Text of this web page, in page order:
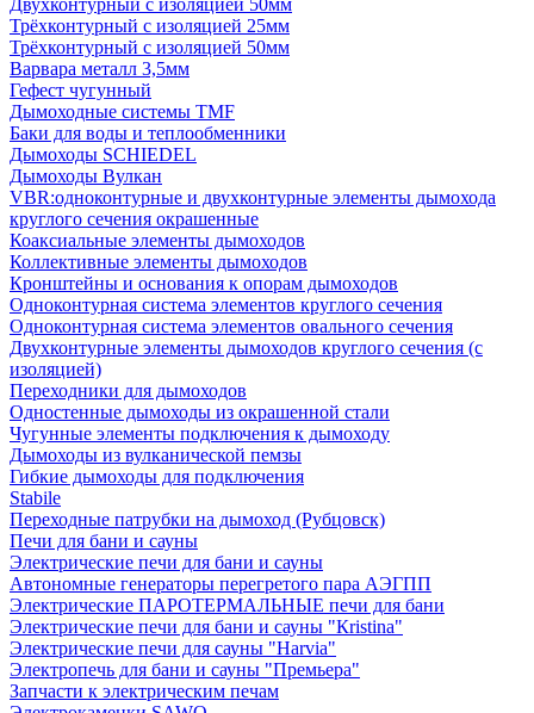
Двухконтурный с изоляцией 50мм
Трёхконтурный с изоляцией 25мм
Трёхконтурный с изоляцией 50мм
Варвара металл 3,5мм
Гефест чугунный
Дымоходные системы TMF
Баки для воды и теплообменники
Дымоходы SCHIEDEL
Дымоходы Вулкан
VBR:одноконтурные и двухконтурные элементы дымохода
круглого сечения окрашенные
Коаксиальные элементы дымоходов
Коллективные элементы дымоходов
Кронштейны и основания к опорам дымоходов
Одноконтурная система элементов круглого сечения
Одноконтурная система элементов овального сечения
Двухконтурные элементы дымоходов круглого сечения (с
изоляцией)
Переходники для дымоходов
Одностенные дымоходы из окрашенной стали
Чугунные элементы подключения к дымоходу
Дымоходы из вулканической пемзы
Гибкие дымоходы для подключения
Stabile
Переходные патрубки на дымоход (Рубцовск)
Печи для бани и сауны
Электрические печи для бани и сауны
Автономные генераторы перегретого пара АЭГПП
Электрические ПАРОТЕРМАЛЬНЫЕ печи для бани
Электрические печи для бани и сауны "Кristina"
Электрические печи для сауны "Harvia"
Электропечь для бани и сауны "Премьера"
Запчасти к электрическим печам